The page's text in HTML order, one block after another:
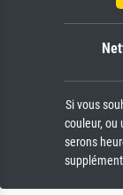
Si vous
couleur, ou
serons